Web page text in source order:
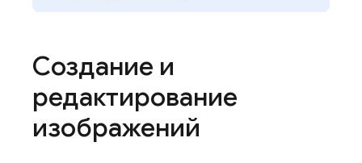
Создание и
редактирование
изображений